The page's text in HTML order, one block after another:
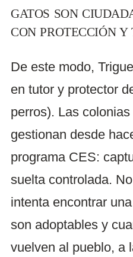
GATOS SON
CON PROTECCIÓN
De este modo,
en tutor y protector
perros). Las
gestionan desde
programa CES:
suelta controlada.
intenta encontrar
son adoptables y
vuelven al pueblo, a